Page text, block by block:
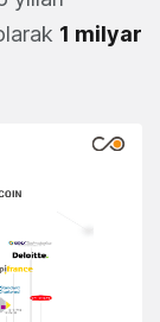
1 milyar